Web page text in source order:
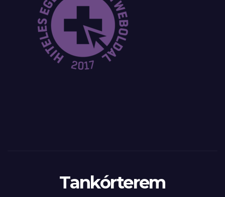
Tankórterem